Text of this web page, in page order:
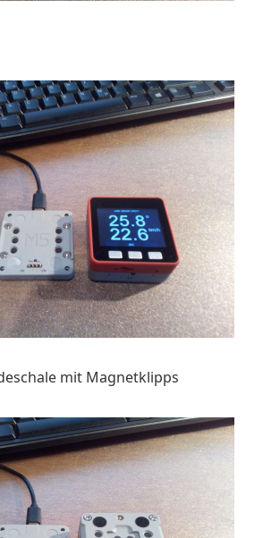
mit Magnetklipps